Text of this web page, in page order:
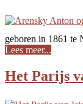
geboren in 1861 te
Lees meer...
Het Parijs